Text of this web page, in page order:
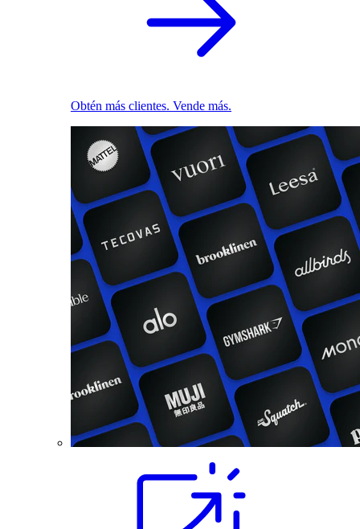
Obtén más clientes. Vende más.